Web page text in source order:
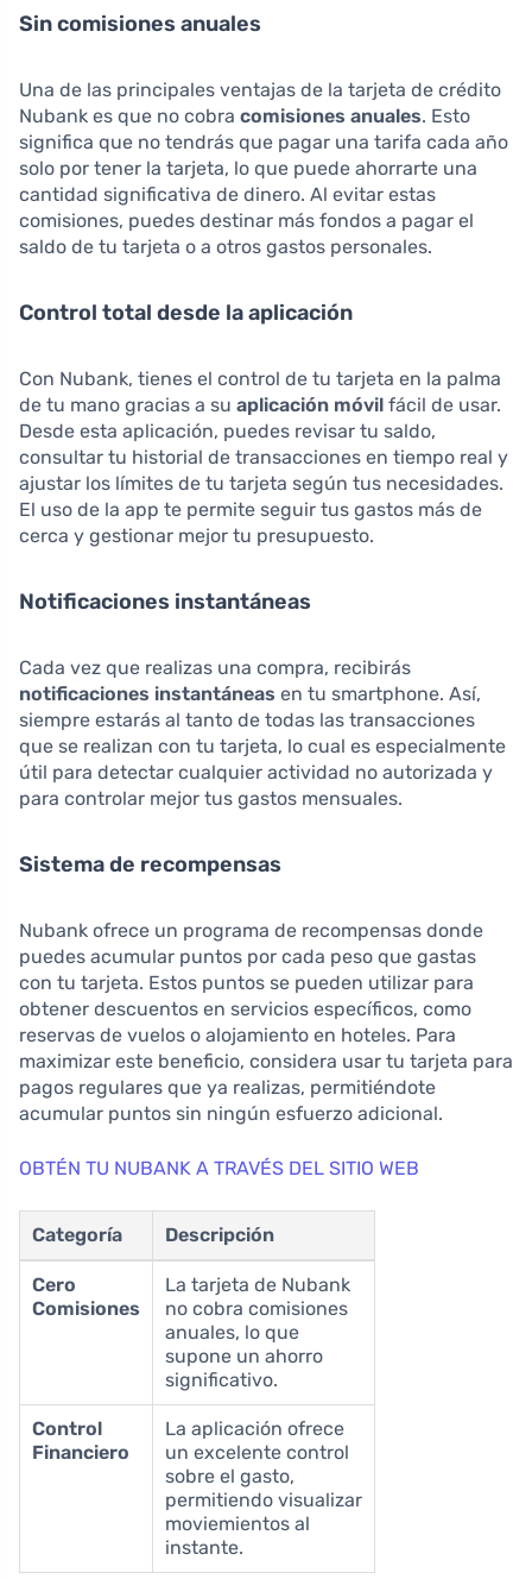
Sin comisiones anuales
Una de las principales ventajas de la tarjeta de crédito
Nubank es que no cobra comisiones anuales. Esto
significa que no tendrás que pagar una tarifa cada año
solo por tener la tarjeta, lo que puede ahorrarte una
cantidad significativa de dinero. Al evitar estas
comisiones, puedes destinar más fondos a pagar el
saldo de tu tarjeta o a otros gastos personales.
Control total desde la aplicación
Con Nubank, tienes el control de tu tarjeta en la palma
de tu mano gracias a su aplicación móvil fácil de usar.
Desde esta aplicación, puedes revisar tu saldo,
consultar tu historial de transacciones en tiempo real y
ajustar los límites de tu tarjeta según tus necesidades.
El uso de la app te permite seguir tus gastos más de
cerca y gestionar mejor tu presupuesto.
Notificaciones instantáneas
Cada vez que realizas una compra, recibirás
notificaciones instantáneas en tu smartphone. Así,
siempre estarás al tanto de todas las transacciones
que se realizan con tu tarjeta, lo cual es especialmente
útil para detectar cualquier actividad no autorizada y
para controlar mejor tus gastos mensuales.
Sistema de recompensas
Nubank ofrece un programa de recompensas donde
puedes acumular puntos por cada peso que gastas
con tu tarjeta. Estos puntos se pueden utilizar para
obtener descuentos en servicios específicos, como
reservas de vuelos o alojamiento en hoteles. Para
maximizar este beneficio, considera usar tu tarjeta para
pagos regulares que ya realizas, permitiéndote
acumular puntos sin ningún esfuerzo adicional.
OBTÉN TU NUBANK A TRAVÉS DEL SITIO WEB
Categoría Descripción
Cero
Comisiones
La tarjeta de Nubank
no cobra comisiones
anuales, lo que
supone un ahorro
significativo.
Control
Financiero
La aplicación ofrece
un excelente control
sobre el gasto,
permitiendo visualizar
moviemientos al
instante.